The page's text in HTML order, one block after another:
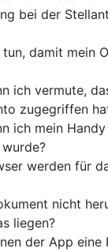
bei der
damit mein
ich vermute,
zugegriffen
ich mein
werden für
nicht
liegen?
der App eine